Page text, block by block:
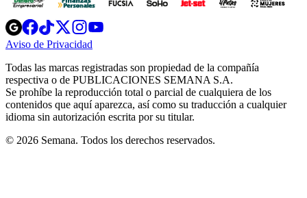
Opens
in
new
Opens
in
new
Opens
in
new
window
Opens
new
windowwindow
Aviso de Privacidad
new
window
Todas las marcas registradas son propiedad de la compañía
respectiva o de PUBLICACIONES SEMANA S.A.
Se prohíbe la reproducción total o parcial de cualquiera de los
contenidos que aquí aparezca, así como su traducción a cualquier
idioma sin autorización escrita por su titular.
© 2026 Semana. Todos los derechos reservados.